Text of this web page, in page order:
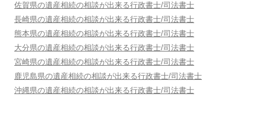
佐賀県の遺産相続の相談が出来る行政書士/司法書士
長崎県の遺産相続の相談が出来る行政書士/司法書士
熊本県の遺産相続の相談が出来る行政書士/司法書士
大分県の遺産相続の相談が出来る行政書士/司法書士
宮崎県の遺産相続の相談が出来る行政書士/司法書士
鹿児島県の遺産相続の相談が出来る行政書士/司法書士
沖縄県の遺産相続の相談が出来る行政書士/司法書士